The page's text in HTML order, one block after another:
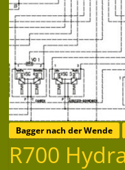
Bagger nach der Wende
R700